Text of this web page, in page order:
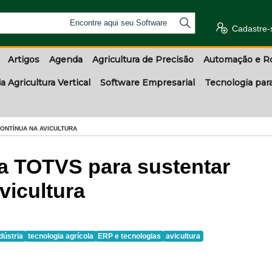
Encontre aqui seu Software
Cadastre-
Artigos Agenda Agricultura de Precisão Automação e
Agricultura Vertical Software Empresarial Tecnologia
NA AVICULTURA
TOTVS para sustentar
tecnologia agrícola ERP e tecnologias avicultura